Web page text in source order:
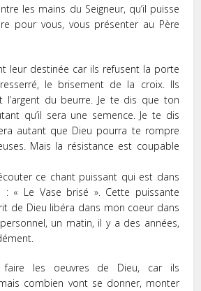
les mains du Seigneur, qu’il puisse
pour vous, vous présenter au Père
leur destinée car ils refusent la porte
le brisement de la croix. Ils
l’argent du beurre. Je te dis que ton
qu’il sera une semence. Je te dis
autant que Dieu pourra te rompre
Mais la résistance est coupable
ce chant puissant qui est dans
: « Le Vase brisé ». Cette puissante
de Dieu libéra dans mon coeur dans
un matin, il y a des années,
faire les oeuvres de Dieu, car ils
combien vont se donner, monter